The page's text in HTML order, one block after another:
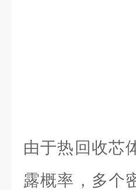
由于热回收芯
露概率，多个